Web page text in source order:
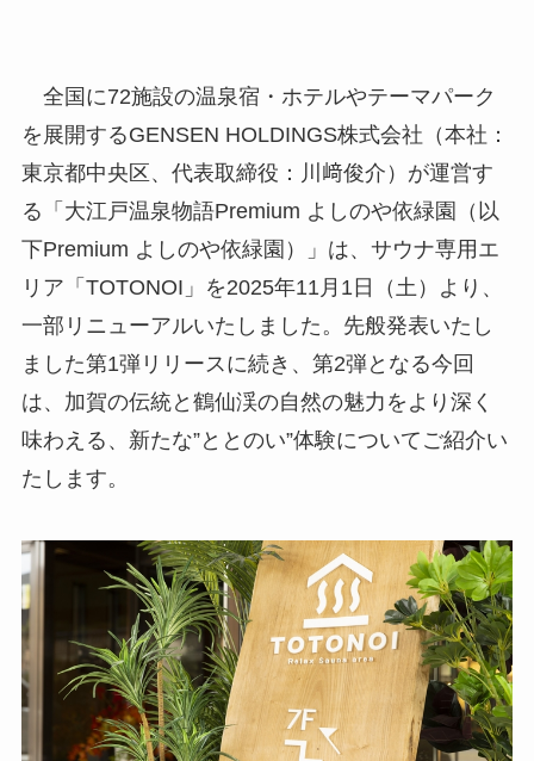
全国に72施設の温泉宿・ホテルやテーマパーク
を展開するGENSEN HOLDINGS株式会社（本社：
東京都中央区、代表取締役：川﨑俊介）が運営す
る「大江戸温泉物語Premium よしのや依緑園（以
下Premium よしのや依緑園）」は、サウナ専用エ
リア「TOTONOI」を2025年11月1日（土）より、
一部リニューアルいたしました。先般発表いたし
ました第1弾リリースに続き、第2弾となる今回
は、加賀の伝統と鶴仙渓の自然の魅力をより深く
味わえる、新たな”ととのい”体験についてご紹介い
たします。